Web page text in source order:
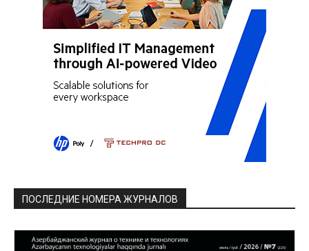
ПОСЛЕДНИЕ НОМЕРА ЖУРНАЛОВ